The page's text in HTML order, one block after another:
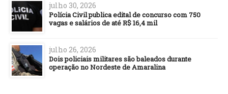
julho 30, 2026
Polícia Civil publica edital de concurso com 750
vagas e salários de até R$ 16,4 mil
julho 26, 2026
Dois policiais militares são baleados durante
operação no Nordeste de Amaralina